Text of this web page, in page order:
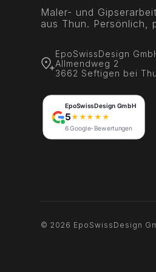
Maler- und
aus Thun. Persönlich,
EpoSwissDesign
Allmendweg 2
3662 Seftigen bei
©2026 EpoSwissDesign